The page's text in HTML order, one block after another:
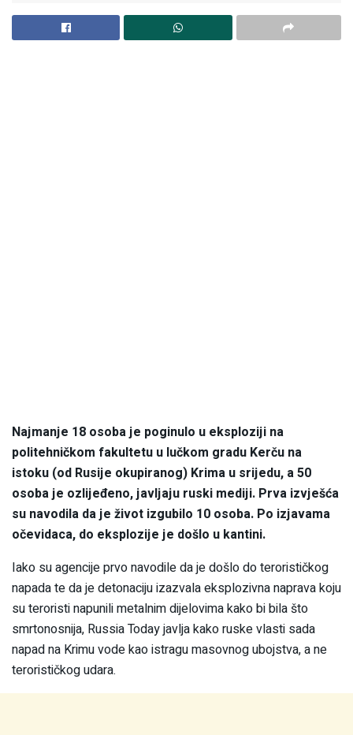
Najmanje 18 osoba je poginulo u eksploziji na
politehničkom fakultetu u lučkom gradu Kerču na
istoku (od Rusije okupiranog) Krima u srijedu, a 50
osoba je ozlijeđeno, javljaju ruski mediji. Prva izvješća
su navodila da je život izgubilo 10 osoba. Po izjavama
očevidaca, do eksplozije je došlo u kantini.
Iako su agencije prvo navodile da je došlo do terorističkog
napada te da je detonaciju izazvala eksplozivna naprava koju
su teroristi napunili metalnim dijelovima kako bi bila što
smrtonosnija, Russia Today javlja kako ruske vlasti sada
napad na Krimu vode kao istragu masovnog ubojstva, a ne
terorističkog udara.